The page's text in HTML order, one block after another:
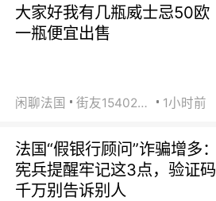
大家好我有几瓶威士忌50欧
一瓶便宜出售
闲聊法国 街友15402223 1小时前
法国“假银行顾问”诈骗增多：
宪兵提醒牢记这3点，验证码
千万别告诉别人